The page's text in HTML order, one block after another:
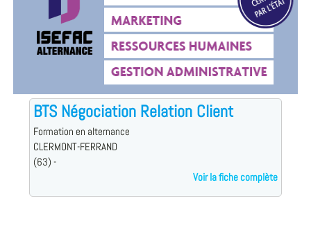
BTS Négociation Relation Client
Formation en alternance
CLERMONT-FERRAND
(63) -
Voir la fiche complète